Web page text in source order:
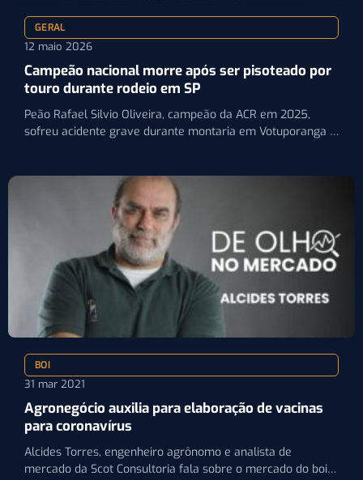
GERAL
12 maio 2026
Campeão nacional morre após ser pisoteado por
touro durante rodeio em SP
Peão Rafael Silvio Oliveira, campeão da ACR em 2025,
sofreu acidente grave durante montaria em Votuporanga e
BOI
31 mar 2021
Agronegócio auxilia para elaboração de vacinas
para coronavírus
Alcides Torres, engenheiro agrônomo e analista de
mercado da Scot Consultoria fala sobre o mercado do boi